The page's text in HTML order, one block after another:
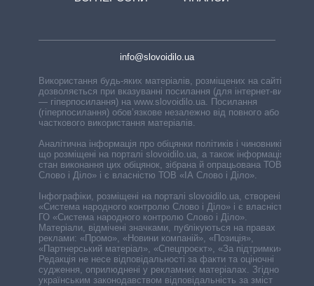
info@slovoidilo.ua
Використання будь-яких матеріалів, розміщених на сайті,
дозволяється при вказуванні посилання (для інтернет-видань
— гіперпосилання) на www.slovoidilo.ua. Посилання
(гіперпосилання) обов’язкове незалежно від повного або
часткового використання матеріалів.
Аналітична інформація про обіцянки політиків і чиновників,
що розміщені на порталі slovoidilo.ua, а також інформація про
стан виконання цих обіцянок, зібрана й опрацьована ТОВ «ІА
Слово і Діло» і є власністю ТОВ «ІА Слово і Діло».
Інфографіки, розміщені на порталі slovoidilo.ua, створені ГО
«Система народного контролю Слово і Діло» і є власністю
ГО «Система народного контролю Слово і Діло».
Матеріали, відмічені значками, публікуються на правах
реклами: «Промо», «Новини компаній», «Позиція»,
«Партнерський матеріал», «Спецпроєкт», «За підтримки».
Редакція не несе відповідальності за факти та оціночні
судження, оприлюднені у рекламних матеріалах. Згідно з
українським законодавством відповідальність за зміст